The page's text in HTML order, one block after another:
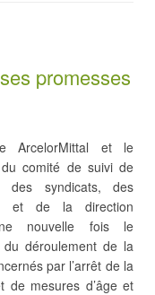
promesses
ArcelorMittal et le
comité de suivi de
des syndicats, des
et de la direction
nouvelle fois le
déroulement de la
par l’arrêt de la
de mesures d’âge et